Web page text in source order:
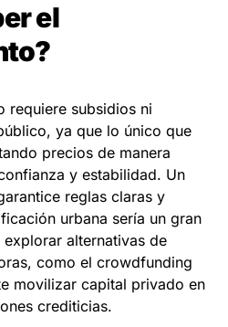
el
requiere subsidios ni
ya que lo único que
precios de manera
y estabilidad. Un
reglas claras y
urbana sería un gran
alternativas de
como el crowdfunding
movilizar capital privado en
crediticias.